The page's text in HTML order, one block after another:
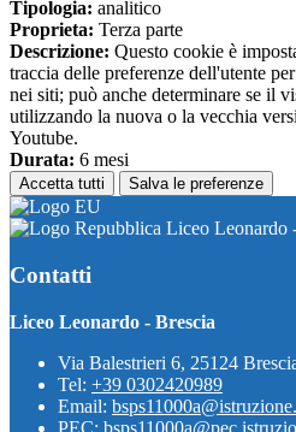
Tipologia: analitico
Proprieta: Terza parte
Descrizione: Questo cookie è
traccia delle preferenze dell'utente
nei siti; può anche determinare se il
utilizzando la nuova o la vecchia
Youtube.
Durata: 6 mesi
Accetta tutti Salva le preferenze
Liceo Leonardo
Contatti
Liceo Leonardo - Brescia
Via Balestrieri 6, 25124
Tel: +39 0302420989
Email:
PEC: